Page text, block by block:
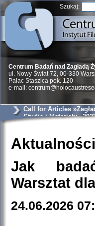
Szukaj:
Centrum Badań nad Zagładą
ul. Nowy Świat 72, 00-330
Palac Staszica pok. 120
e-mail:
Call for Articles
Studia i Materiały«
Aktualności
Jak
Warsztat
24.06.2026